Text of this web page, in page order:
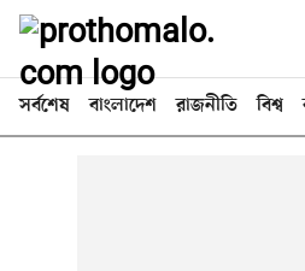
সর্বশেষ বাংলাদেশ রাজনীতি বিশ্ব